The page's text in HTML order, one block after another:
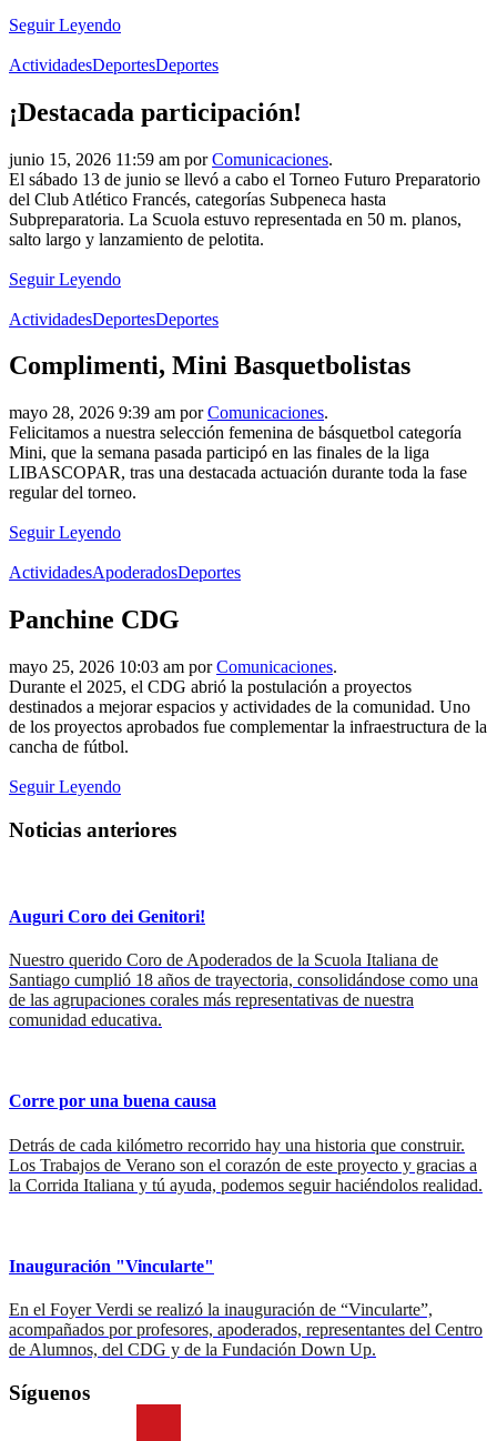
Seguir Leyendo
ActividadesDeportesDeportes
¡Destacada participación!
junio 15, 2026 11:59 am porComunicaciones.
El sábado 13 de junio se llevó a cabo el Torneo Futuro Preparatorio
del Club Atlético Francés, categorías Subpeneca hasta
Subpreparatoria. La Scuola estuvo representada en 50 m. planos,
salto largo y lanzamiento de pelotita.
Seguir Leyendo
ActividadesDeportesDeportes
Complimenti, Mini Basquetbolistas
mayo 28, 2026 9:39 am porComunicaciones.
Felicitamos a nuestra selección femenina de básquetbol categoría
Mini, que la semana pasada participó en las finales de la liga
LIBASCOPAR, tras una destacada actuación durante toda la fase
regular del torneo.
Seguir Leyendo
ActividadesApoderadosDeportes
Panchine CDG
mayo 25, 2026 10:03 am porComunicaciones.
Durante el 2025, el CDG abrió la postulación a proyectos
destinados a mejorar espacios y actividades de la comunidad. Uno
de los proyectos aprobados fue complementar la infraestructura de la
cancha de fútbol.
Seguir Leyendo
Noticias anteriores
Auguri Coro dei Genitori!
Nuestro querido Coro de Apoderados de la Scuola Italiana de
Santiago cumplió 18 años de trayectoria, consolidándose como una
de las agrupaciones corales más representativas de nuestra
comunidad educativa.
Corre por una buena causa
Detrás de cada kilómetro recorrido hay una historia que construir.
Los Trabajos de Verano son el corazón de este proyecto y gracias a
la Corrida Italiana y tú ayuda, podemos seguir haciéndolos realidad.
Inauguración "Vincularte"
En el Foyer Verdi se realizó la inauguración de “Vincularte”,
acompañados por profesores, apoderados, representantes del Centro
de Alumnos, del CDG y de la Fundación Down Up.
Síguenos